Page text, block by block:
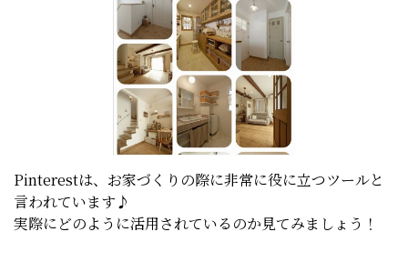
Pinterestは、お家づくりの際に非常に役に立つツールと
言われています♪
実際にどのように活用されているのか見てみましょう！